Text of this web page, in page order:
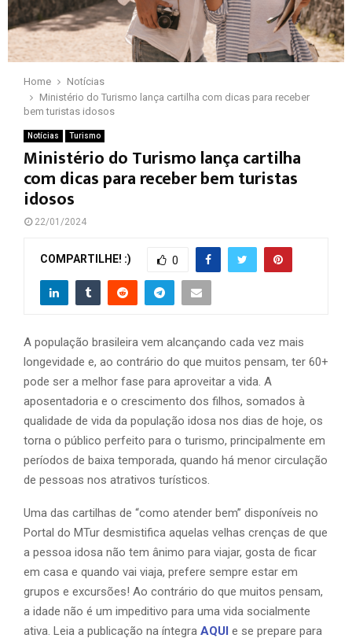
Home
Notícias
Ministério do Turismo lança cartilha com dicas para receber
bem turistas idosos
Notícias Turismo
Ministério do Turismo lança cartilha
com dicas para receber bem turistas
idosos
22/01/2024
COMPARTILHE! :) 0
A população brasileira vem alcançando cada vez mais
longevidade e, ao contrário do que muitos pensam, ter 60+
pode ser a melhor fase para aproveitar a vida. A
aposentadoria e o crescimento dos filhos, somados à
qualidade de vida da população idosa nos dias de hoje, os
torna o público perfeito para o turismo, principalmente em
períodos de baixa temporada, quando há menor circulação
de pessoas nos atrativos turísticos.
Uma das cartilhas de “como atender bem” disponíveis no
Portal do MTur desmistifica aquelas velhas crenças de que
a pessoa idosa não tem ânimo para viajar, gosta de ficar
em casa e quando vai viaja, prefere sempre estar em
grupos e excursões! Ao contrário do que muitos pensam,
a idade não é um impeditivo para uma vida socialmente
ativa. Leia a publicação na íntegra AQUI e se prepare para